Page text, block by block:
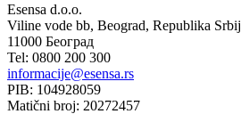
Esensa d.o.o.
Viline vode bb, Beograd, Republika
11000 Београд
Tel: 0800 200 300
informacije@esensa.rs
PIB: 104928059
Matični broj: 20272457